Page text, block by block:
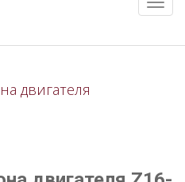
двигателя